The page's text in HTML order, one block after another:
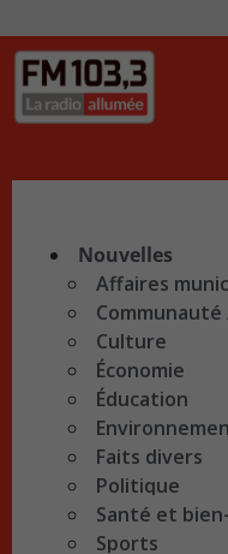
Nouvelles
Affaires
Communauté
Culture
Économie
Éducation
Faits divers
Politique
Santé et
Sports